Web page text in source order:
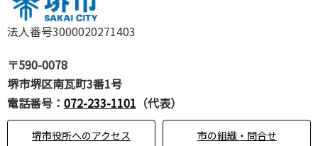
法人番号3000020271403
〒590-0078
堺市堺区南瓦町3番1号
電話番号： 072-233-1101 （代表）
堺市役所へのアクセス 市の組織・問合せ